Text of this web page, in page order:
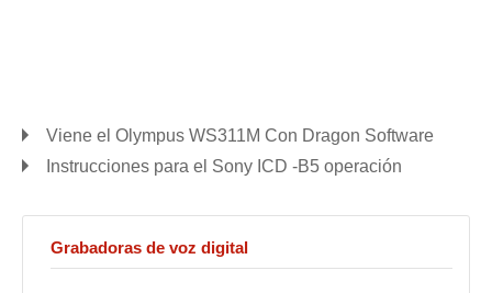
Viene el Olympus WS311M Con Dragon Software
Instrucciones para el Sony ICD -B5 operación
Grabadoras de voz digital